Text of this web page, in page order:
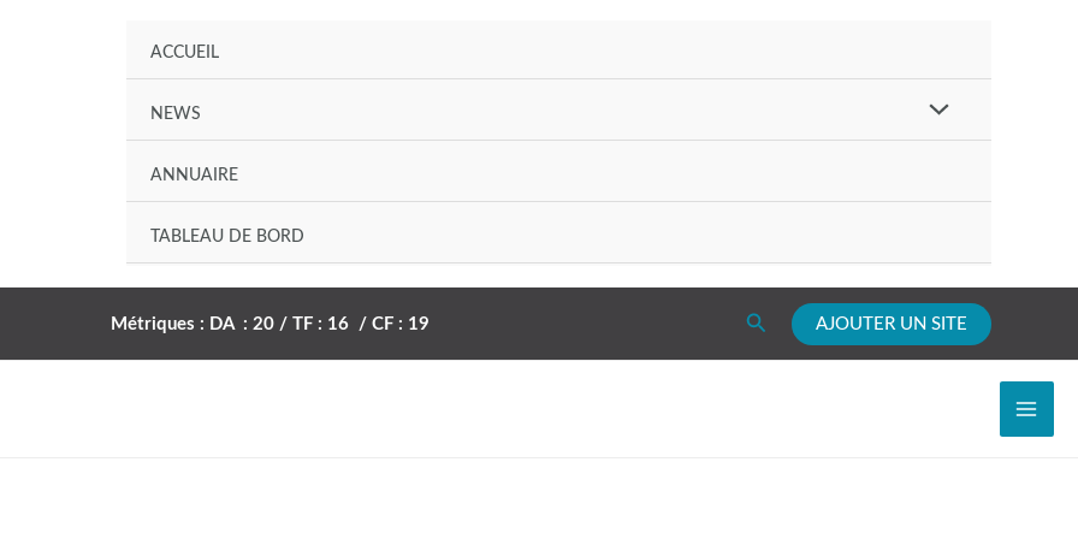
ACCUEIL
NEWS
ANNUAIRE
TABLEAU DE BORD
Métriques : DA : 20 / TF : 16 / CF : 19 RechercherAJOUTER UN SITE